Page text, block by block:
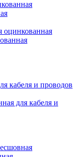
оцинкованная
кабеля и проводов
для кабеля и